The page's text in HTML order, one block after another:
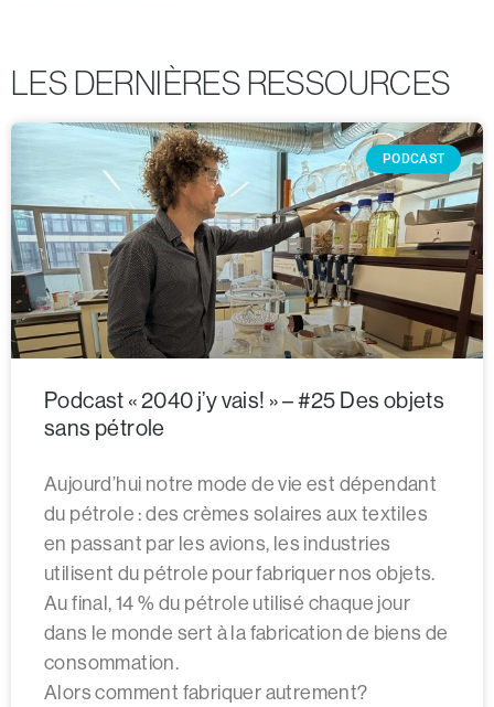
LES DERNIÈRES RESSOURCES
PODCAST
Podcast « 2040 j’y vais! » – #25 Des objets
sans pétrole
Aujourd’hui notre mode de vie est dépendant
du pétrole : des crèmes solaires aux textiles
en passant par les avions, les industries
utilisent du pétrole pour fabriquer nos objets.
Au final, 14 % du pétrole utilisé chaque jour
dans le monde sert à la fabrication de biens de
consommation.
Alors comment fabriquer autrement?